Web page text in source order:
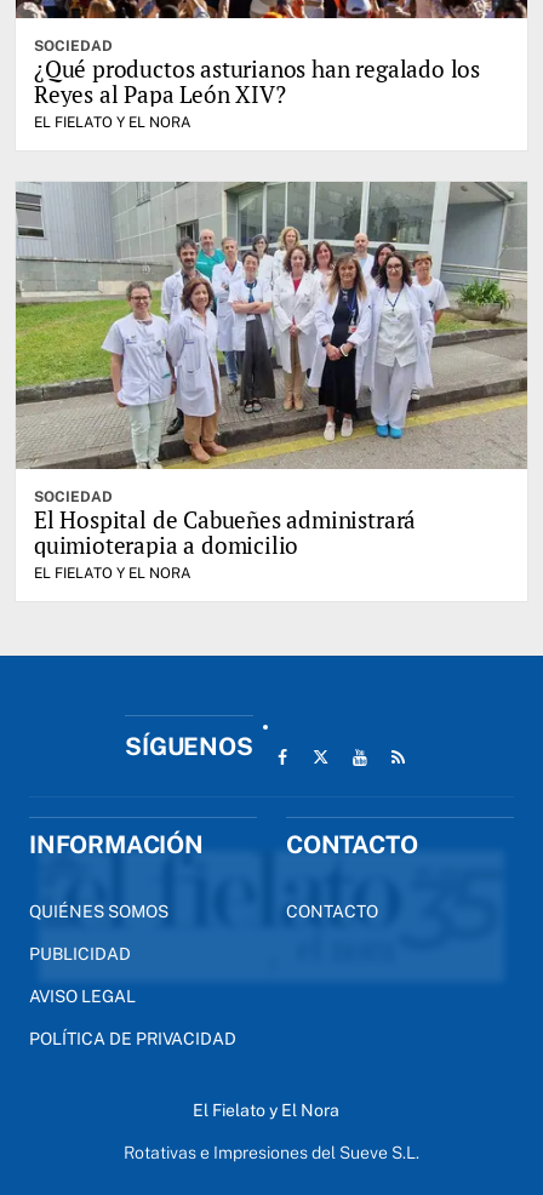
SOCIEDAD
¿Qué productos asturianos han regalado los
Reyes al Papa León XIV?
EL FIELATO Y EL NORA
SOCIEDAD
El Hospital de Cabueñes administrará
quimioterapia a domicilio
EL FIELATO Y EL NORA
SÍGUENOS
INFORMACIÓN
QUIÉNES SOMOS
PUBLICIDAD
AVISO LEGAL
POLÍTICA DE PRIVACIDAD
CONTACTO
CONTACTO
El Fielato y El Nora
Rotativas e Impresiones del Sueve S.L.